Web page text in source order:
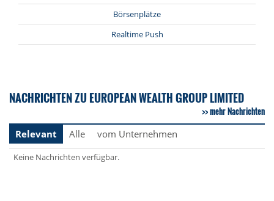
Börsenplätze
Realtime Push
NACHRICHTEN ZU EUROPEAN WEALTH GROUP LIMITED
mehr Nachrichten
Relevant
Alle vom Unternehmen
Keine Nachrichten verfügbar.